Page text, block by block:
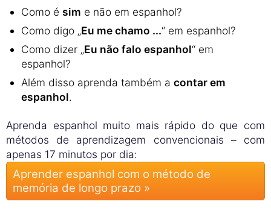
Como é sim e não em espanhol?
Como digo „Eu me chamo ...“ em espanhol?
Como dizer „Eu não falo espanhol“ em
espanhol?
Além disso aprenda também a contar em
espanhol.
Aprenda espanhol muito mais rápido do que com
métodos de aprendizagem convencionais – com
apenas 17 minutos por dia:
Aprender espanhol com o método de
memória de longo prazo »